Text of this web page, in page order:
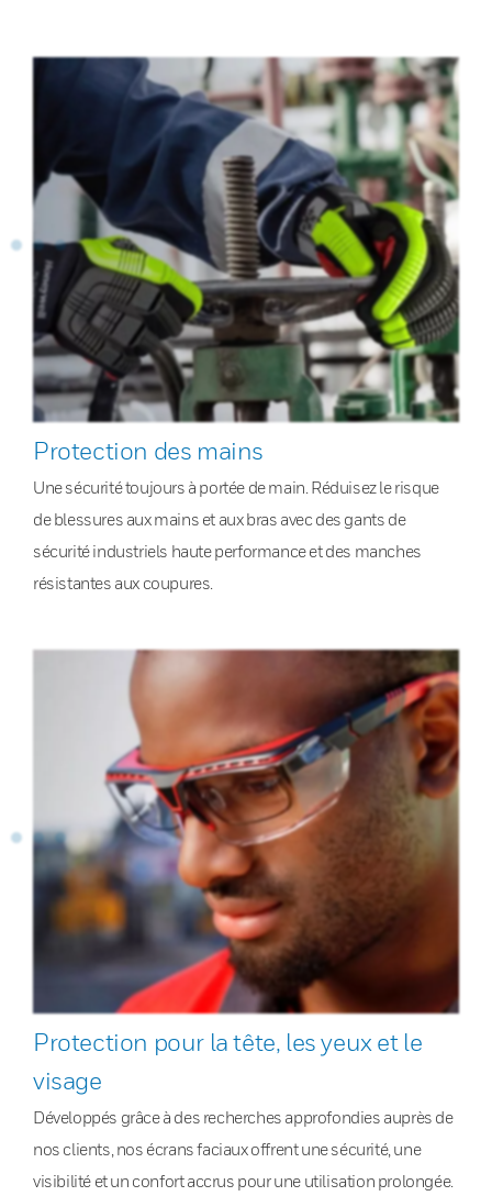
Protection des mains
Une sécurité toujours à portée de main. Réduisez le risque
de blessures aux mains et aux bras avec des gants de
sécurité industriels haute performance et des manches
résistantes aux coupures.
Protection pour la tête, les yeux et le
visage
Développés grâce à des recherches approfondies auprès de
nos clients, nos écrans faciaux offrent une sécurité, une
visibilité et un confort accrus pour une utilisation prolongée.